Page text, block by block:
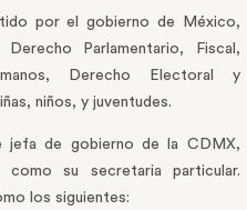
por el gobierno de México,
Parlamentario, Fiscal,
Derecho Electoral y
niños, y juventudes.
jefa de gobierno de la CDMX,
como su secretaria particular.
los siguientes: